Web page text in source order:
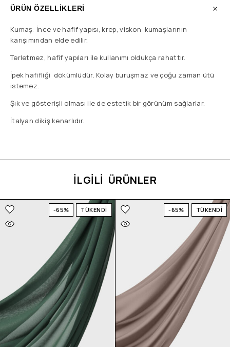
ÜRÜN ÖZELLİKLERİ
Kumaş: İnce ve hafif yapısı, krep, viskon kumaşlarının
karışımından elde edilir.
Terletmez, hafif yapıları ile kullanımı oldukça rahattır.
İpek hafifliği dökümlüdür. Kolay buruşmaz ve çoğu zaman ütü
istemez.
Şık ve gösterişli olması ile de estetik bir görünüm sağlarlar.
İtalyan dikiş kenarlıdır.
İLGİLİ ÜRÜNLER
-65% TÜKENDİ -65% TÜKENDİ